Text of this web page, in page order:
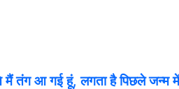
मैं तंग आ गई हूं, लगता है पिछले जन्म में